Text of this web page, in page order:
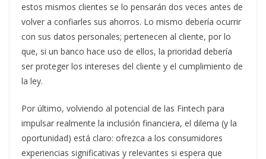
estos mismos clientes se lo pensarán dos veces antes de
volver a confiarles sus ahorros. Lo mismo debería ocurrir
con sus datos personales; pertenecen al cliente, por lo
que, si un banco hace uso de ellos, la prioridad debería
ser proteger los intereses del cliente y el cumplimiento de
la ley.
Por último, volviendo al potencial de las Fintech para
impulsar realmente la inclusión financiera, el dilema (y la
oportunidad) está claro: ofrezca a los consumidores
experiencias significativas y relevantes si espera que